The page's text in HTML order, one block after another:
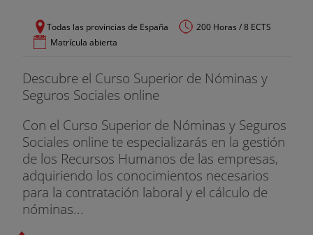
empresario. Derechos y obligaciones
Las modificaciones sustanciales del contrato de
Suspensión del contrato de trabajo
La extinción del contrato de trabajo
Todas las provincias de España
200 Horas / 8 ECTS
Matrícula abierta
Descubre el Curso Superior de Nóminas y
Seguros Sociales online
Con el Curso Superior de Nóminas y Seguros
Sociales online te especializarás en la gestión
de los Recursos Humanos de las empresas,
adquiriendo los conocimientos necesarios
para la contratación laboral y el cálculo de
nóminas...